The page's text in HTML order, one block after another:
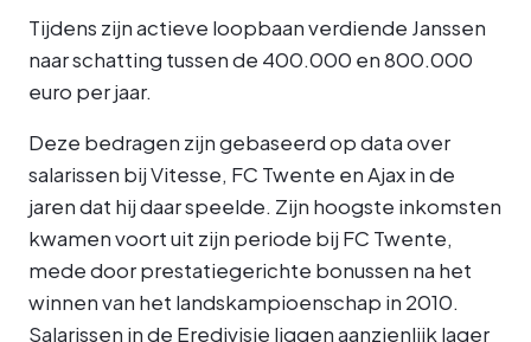
Tijdens zijn actieve loopbaan verdiende Janssen
naar schatting tussen de 400.000 en 800.000
euro per jaar.
Deze bedragen zijn gebaseerd op data over
salarissen bij Vitesse, FC Twente en Ajax in de
jaren dat hij daar speelde. Zijn hoogste inkomsten
kwamen voort uit zijn periode bij FC Twente,
mede door prestatiegerichte bonussen na het
winnen van het landskampioenschap in 2010.
Salarissen in de Eredivisie liggen aanzienlijk lager